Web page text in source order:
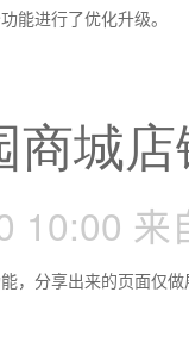
能进行了优化升级。
商城
10:00 来
，分享出来的页面仅做